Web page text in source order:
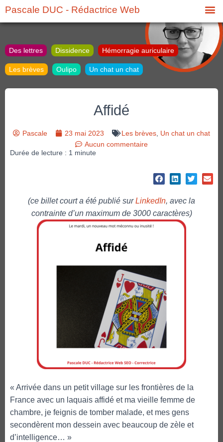
Pascale DUC - Rédactrice Web
Des lettres Dissidence Hémorragie auriculaire
Les brèves Oulipo Un chat un chat
Affidé
Pascale 23 mai 2023 Les brèves Un chat un chat
Aucun commentaire
Durée de lecture : 1 minute
(ce billet court a été publié surLinkedIn, avec la
contrainte d’un maximum de 3000 caractères)
« Arrivée dans un petit village sur les frontières de la
France avec un laquais affidé et ma vieille femme de
chambre, je feignis de tomber malade, et mes gens
secondèrent mon dessein avec beaucoup de zèle et
d’intelligence… »